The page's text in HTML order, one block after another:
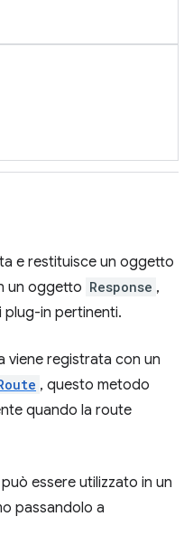
e restituisce un oggetto
un oggetto Response ,
plug-in pertinenti.
viene registrata con un
, questo metodo
quando la route
essere utilizzato in un
passandolo a